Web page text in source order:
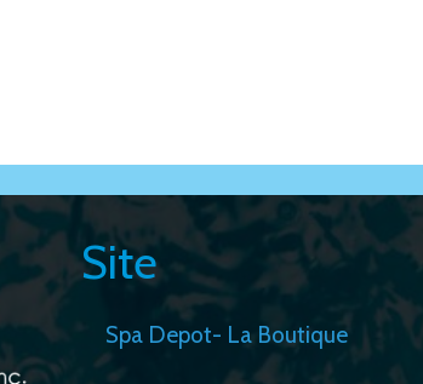
Site
Spa Depot- La Boutique